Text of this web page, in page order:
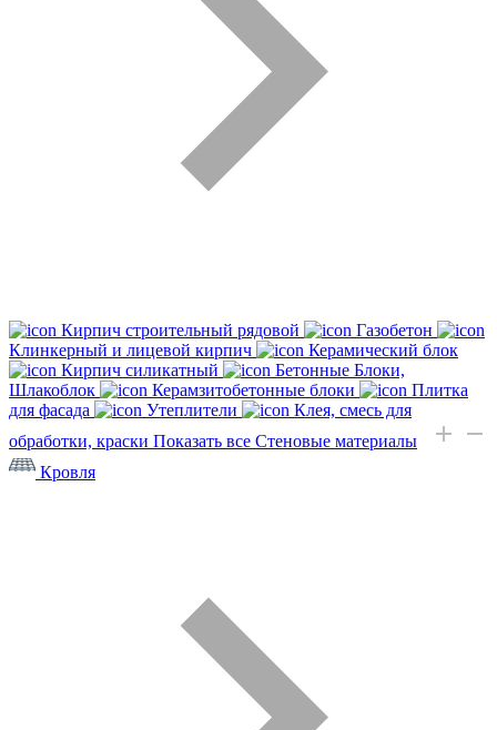
Кирпич строительный рядовой
Газобетон
Клинкерный и лицевой кирпич
Керамический блок
Кирпич силикатный
Бетонные Блоки,
Шлакоблок
Керамзитобетонные блоки
Плитка
для фасада
Утеплители
Клея, смесь для
обработки, краски Показать все Стеновые материалы
Кровля